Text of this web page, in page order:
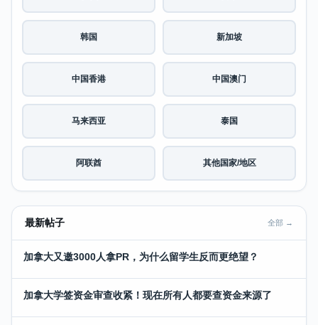
韩国 新加坡
中国香港 中国澳门
马来西亚 泰国
阿联酋 其他国家/地区
最新帖子 全部 →
加拿大又邀3000人拿PR，为什么留学生反而更绝望？
加拿大学签资金审查收紧！现在所有人都要查资金来源了